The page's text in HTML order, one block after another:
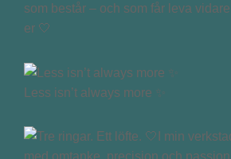
som består – och som får leva
er 🤍
Less isn’t always more ✨